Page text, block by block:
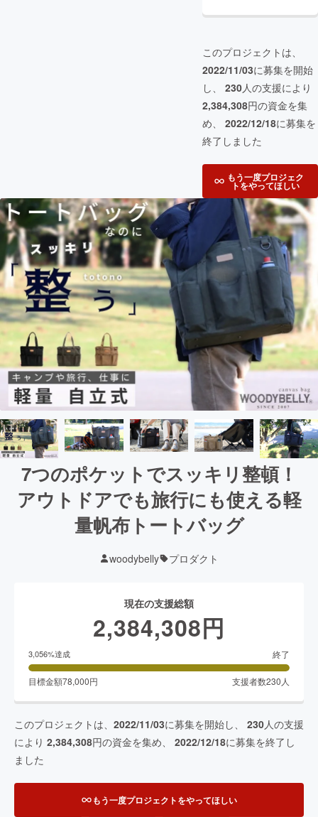
このプロジェクトは、
2022/11/03に募集を開始
し、 230人の支援により
2,384,308円の資金を集
め、 2022/12/18に募集を
終了しました
もう一度プロジェク
トをやってほしい
7つのポケットでスッキリ整頓！
アウトドアでも旅行にも使える軽
量帆布トートバッグ
woodybelly プロダクト
現在の支援総額
2,384,308円
3,056%達成 終了
目標金額78,000円 支援者数230 人
このプロジェクトは、 2022/11/03に募集を開始し、 230人の支援
により 2,384,308円の資金を集め、 2022/12/18に募集を終了し
ました
もう一度プロジェクトをやってほしい